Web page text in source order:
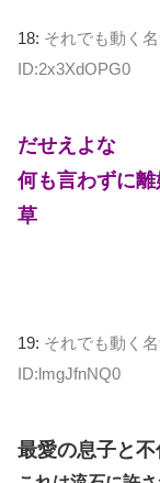
18: それでも動く
ID:2x3XdOPG0
だせえよな
何も言わずに
草
19: それでも動く
ID:lmgJfnNQ0
最愛の息子と